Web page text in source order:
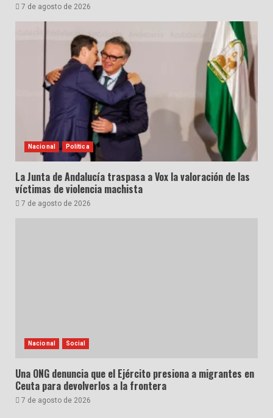
7 de agosto de 2026
Nacional Política
La Junta de Andalucía traspasa a Vox la valoración de las
víctimas de violencia machista
7 de agosto de 2026
Nacional Social
Una ONG denuncia que el Ejército presiona a migrantes en
Ceuta para devolverlos a la frontera
7 de agosto de 2026